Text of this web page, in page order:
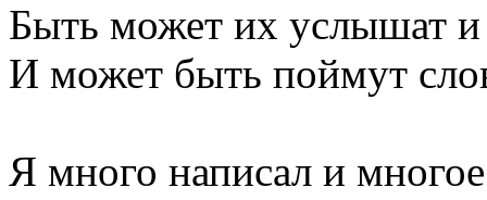
Быть может их услышат
И может быть поймут
Я много написал и